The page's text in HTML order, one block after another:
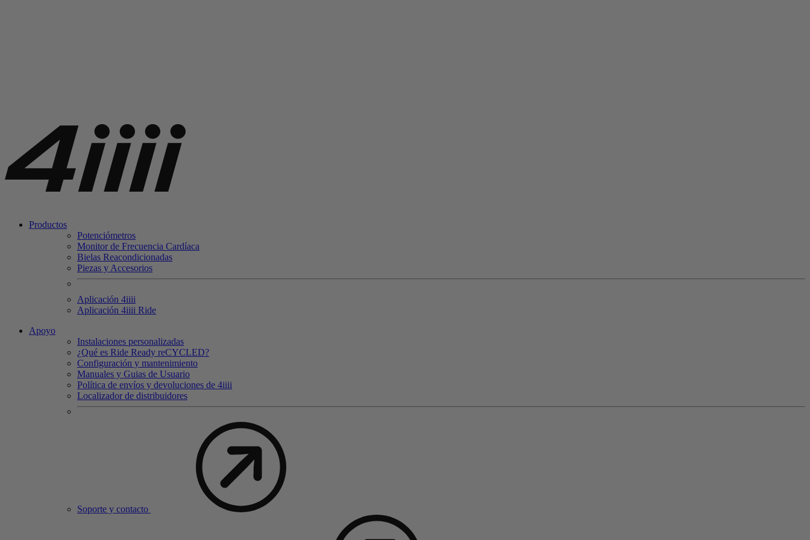
Productos
Potenciómetros
Monitor de Frecuencia Cardíaca
Bielas Reacondicionadas
Piezas y Accesorios
Aplicación 4iiii
Aplicación 4iiii Ride
Apoyo
Instalaciones personalizadas
¿Qué es Ride Ready reCYCLED?
Configuración y mantenimiento
Manuales y Guias de Usuario
Política de envíos y devoluciones de 4iiii
Localizador de distribuidores
Soporte y contacto